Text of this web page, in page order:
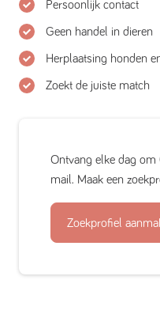
Persoonlijk contact
Geen handel in dieren
Herplaatsing honden
Zoekt de juiste match
Ontvang elke dag om
mail. Maak een
Zoekprofiel